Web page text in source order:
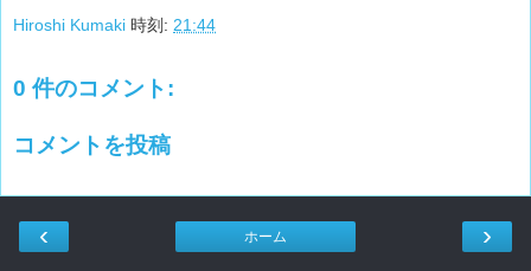
Hiroshi Kumaki 時刻: 21:44
0 件のコメント:
コメントを投稿
‹ ›
ホーム